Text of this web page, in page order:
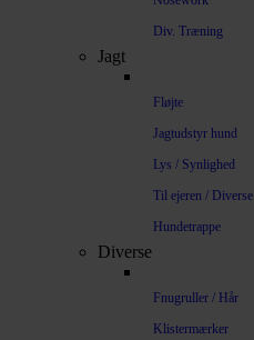
Div. Træning
Jagt
Fløjte
Jagtudstyr hund
Lys / Synlighed
Til ejeren / Diverse
Hundetrappe
Diverse
Fnugruller / Hår
Klistermærker